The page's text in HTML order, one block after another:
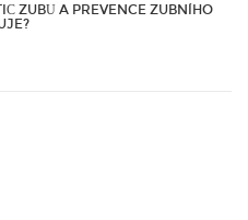
ZUBŮ A PREVENCE ZUBNÍHO